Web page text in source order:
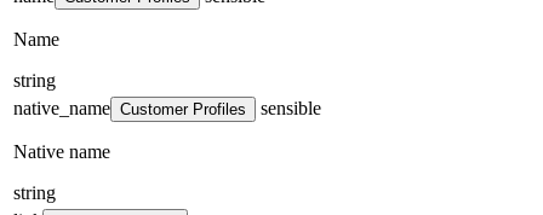
Name
string
native_name Customer Profiles sensible
Native name
string